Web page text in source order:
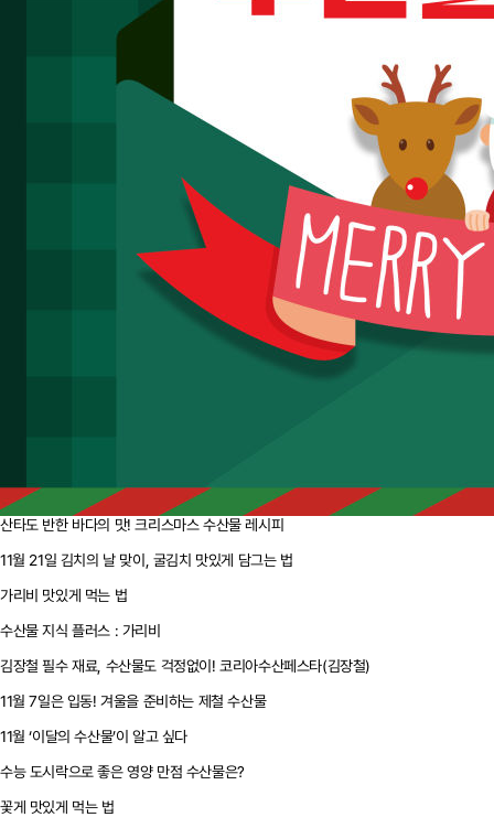
산타도 반한 바다의 맛! 크리스마스 수산물 레시피
11월 21일 김치의 날 맞이, 굴김치 맛있게 담그는 법
가리비 맛있게 먹는 법
수산물 지식 플러스 : 가리비
김장철 필수 재료, 수산물도 걱정없이! 코리아수산페스타(김장철)
11월 7일은 입동! 겨울을 준비하는 제철 수산물
11월 ‘이달의 수산물’이 알고 싶다
수능 도시락으로 좋은 영양 만점 수산물은?
꽃게 맛있게 먹는 법